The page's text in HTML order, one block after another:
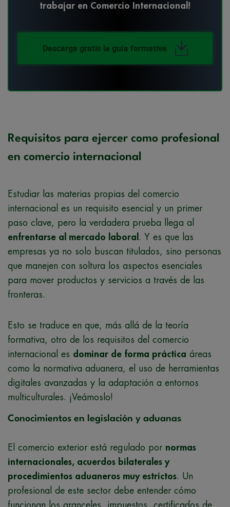
trabajar en Comercio Internacional!
Descarga gratis la guía formativa
Requisitos para ejercer como profesional
en comercio internacional
Estudiar las materias propias del comercio
internacional es un requisito esencial y un primer
paso clave, pero la verdadera prueba llega al
enfrentarse al mercado laboral
. Y es que las
empresas ya no solo buscan titulados, sino personas
que manejen con soltura los aspectos esenciales
para mover productos y servicios a través de las
fronteras.
Esto se traduce en que, más allá de la teoría
formativa, otro de los requisitos del comercio
internacional es dominar de forma práctica áreas
como la normativa aduanera, el uso de herramientas
digitales avanzadas y la adaptación a entornos
multiculturales. ¡Veámoslo!
Conocimientos en legislación y aduanas
El comercio exterior está regulado por normas
internacionales, acuerdos bilaterales y
procedimientos aduaneros muy estrictos . Un
profesional de este sector debe entender cómo
funcionan los aranceles, impuestos, certificados de